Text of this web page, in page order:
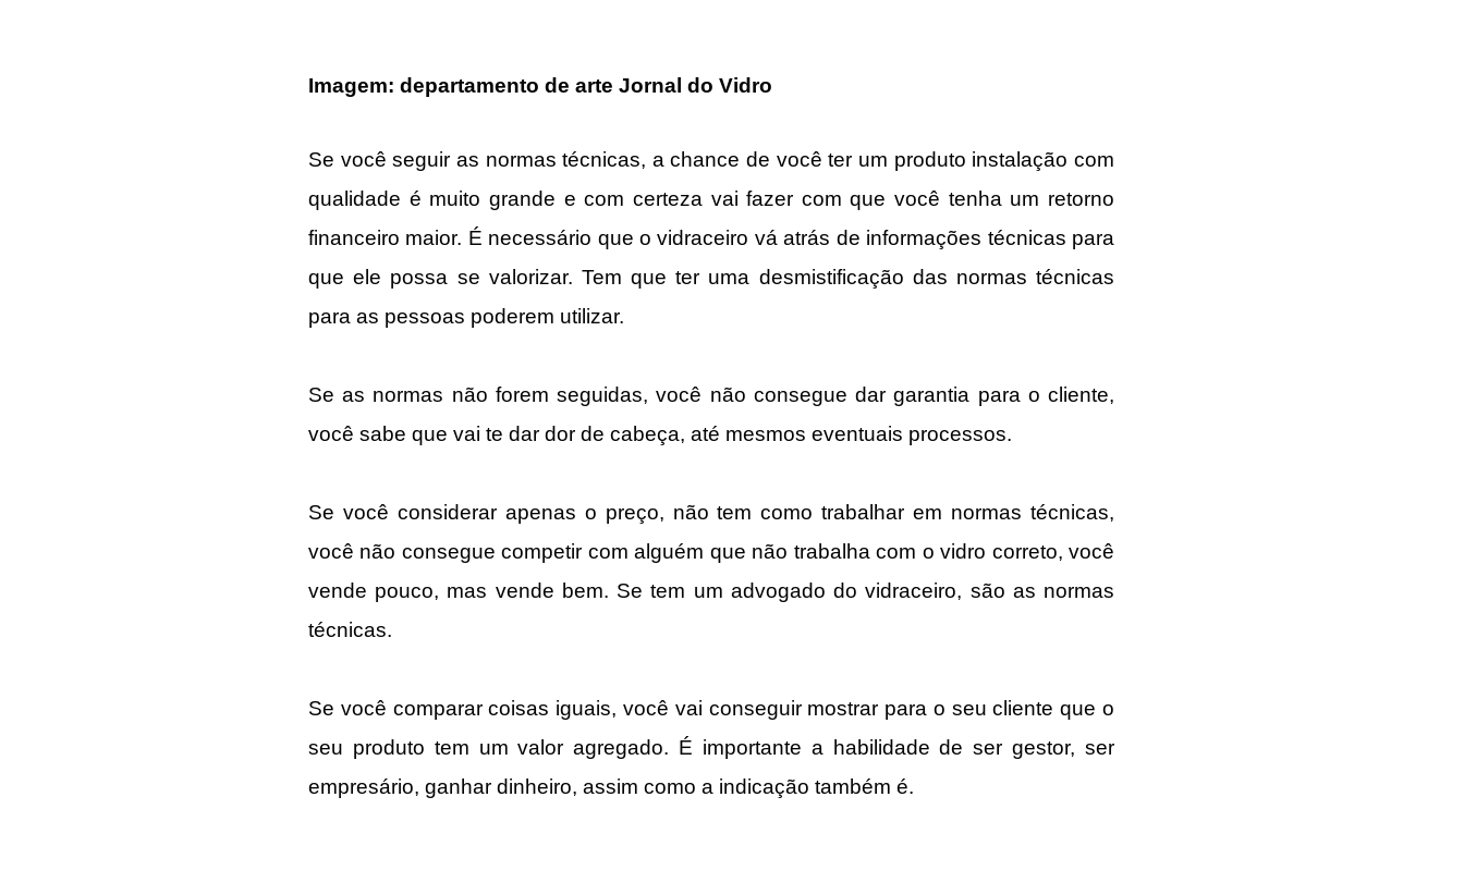
Imagem: departamento de arte Jornal do Vidro
Se você seguir as normas técnicas, a chance de você ter um produto instalação com
qualidade é muito grande e com certeza vai fazer com que você tenha um retorno
financeiro maior. É necessário que o vidraceiro vá atrás de informações técnicas para
que ele possa se valorizar. Tem que ter uma desmistificação das normas técnicas
para as pessoas poderem utilizar.
Se as normas não forem seguidas, você não consegue dar garantia para o cliente,
você sabe que vai te dar dor de cabeça, até mesmos eventuais processos.
Se você considerar apenas o preço, não tem como trabalhar em normas técnicas,
você não consegue competir com alguém que não trabalha com o vidro correto, você
vende pouco, mas vende bem. Se tem um advogado do vidraceiro, são as normas
técnicas.
Se você comparar coisas iguais, você vai conseguir mostrar para o seu cliente que o
seu produto tem um valor agregado. É importante a habilidade de ser gestor, ser
empresário, ganhar dinheiro, assim como a indicação também é.